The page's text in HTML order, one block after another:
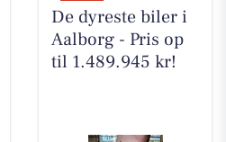
De dyreste biler i
Aalborg - Pris op
til 1.489.945 kr!